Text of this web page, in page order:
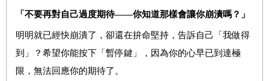
「不要再對自己過度期待——你知道那樣會讓你崩潰嗎？」
明明就已經快崩潰了，卻還在拚命堅持，告訴自己「我做得
到」？希望你能按下「暫停鍵」，因為你的心早已到達極
限，無法回應你的期待了。